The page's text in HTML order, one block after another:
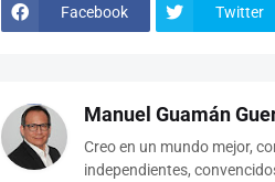
Facebook Twitter
Manuel Guamán
Creo en un mundo mejor,
independientes,